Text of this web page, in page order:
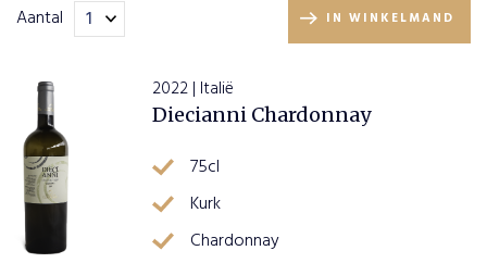
Aantal IN WINKELMAND
2022 | Italië
Diecianni Chardonnay
75cl
Kurk
Chardonnay